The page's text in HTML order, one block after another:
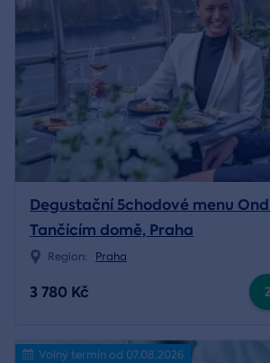
Degustační 5chodové menu
Tančícím domě, Praha
Region: Praha
3 780 Kč
Volný termín od 07.08.2026